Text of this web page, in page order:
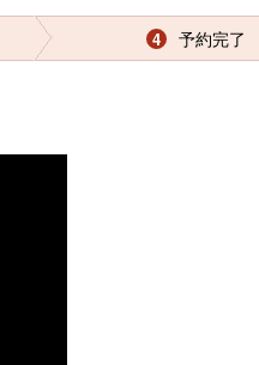
4 予約完了